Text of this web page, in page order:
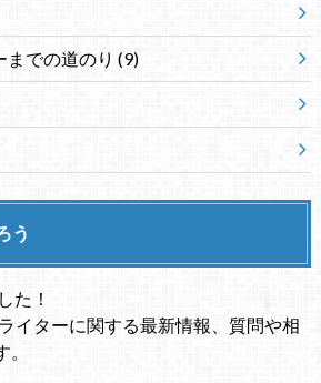
での道のり (9)
う
た！
イターに関する最新情報、質問や相